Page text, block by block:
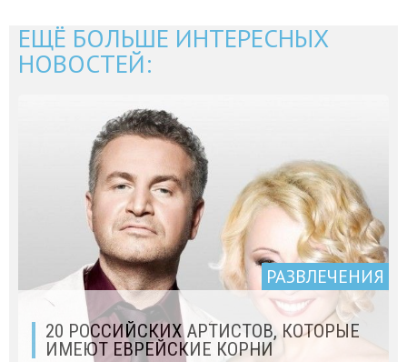
ЕЩЁ БОЛЬШЕ ИНТЕРЕСНЫХ
НОВОСТЕЙ:
РАЗВЛЕЧЕНИЯ
20 РОССИЙСКИХ АРТИСТОВ, КОТОРЫЕ
ИМЕЮТ ЕВРЕЙСКИЕ КОРНИ